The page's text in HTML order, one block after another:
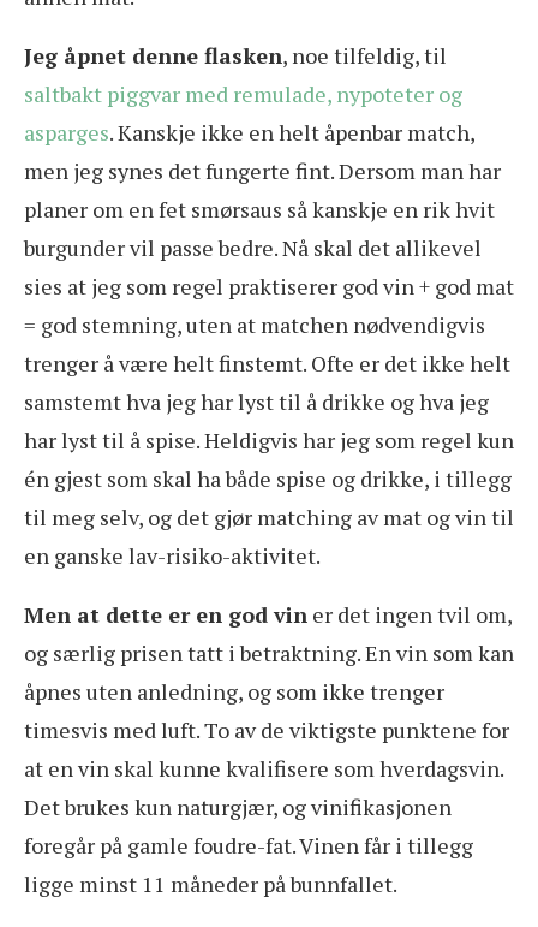
Jeg åpnet denne flasken, noe tilfeldig, til
saltbakt piggvar med remulade, nypoteter og
asparges. Kanskje ikke en helt åpenbar match,
men jeg synes det fungerte fint. Dersom man har
planer om en fet smørsaus så kanskje en rik hvit
burgunder vil passe bedre. Nå skal det allikevel
sies at jeg som regel praktiserer god vin + god mat
= god stemning, uten at matchen nødvendigvis
trenger å være helt finstemt. Ofte er det ikke helt
samstemt hva jeg har lyst til å drikke og hva jeg
har lyst til å spise. Heldigvis har jeg som regel kun
én gjest som skal ha både spise og drikke, i tillegg
til meg selv, og det gjør matching av mat og vin til
en ganske lav-risiko-aktivitet.
Men at dette er en god vin er det ingen tvil om,
og særlig prisen tatt i betraktning. En vin som kan
åpnes uten anledning, og som ikke trenger
timesvis med luft. To av de viktigste punktene for
at en vin skal kunne kvalifisere som hverdagsvin.
Det brukes kun naturgjær, og vinifikasjonen
foregår på gamle foudre-fat. Vinen får i tillegg
ligge minst 11 måneder på bunnfallet.